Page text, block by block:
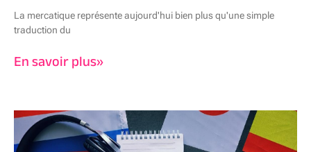
La mercatique représente aujourd'hui bien plus qu'une simple
traduction du
En savoir plus»